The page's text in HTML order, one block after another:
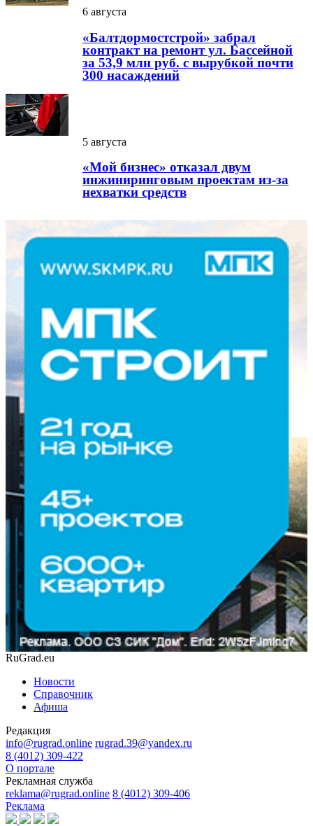
6 августа
«Балтдормостстрой» забрал
контракт на ремонт ул. Бассейной
за 53,9 млн руб. с вырубкой почти
300 насаждений
5 августа
«Мой бизнес» отказал двум
инжиниринговым проектам из-за
нехватки средств
RuGrad.eu
Новости
Справочник
Афиша
Редакция
info@rugrad.online rugrad.39@yandex.ru
8 (4012) 309-422
О портале
Рекламная служба
reklama@rugrad.online 8 (4012) 309-406
Реклама